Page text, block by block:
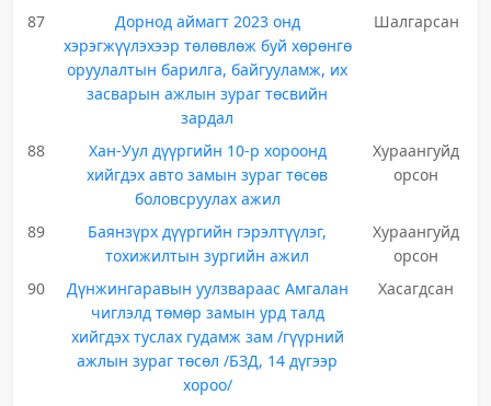
87
Дорнод аймагт 2023 онд
хэрэгжүүлэхээр төлөвлөж буй хөрөнгө
оруулалтын барилга, байгууламж, их
засварын ажлын зураг төсвийн
зардал
Шалгарсан
88
Хан-Уул дүүргийн 10-р хороонд
хийгдэх авто замын зураг төсөв
боловсруулах ажил
Хураангуйд
орсон
89
Баянзүрх дүүргийн гэрэлтүүлэг,
тохижилтын зургийн ажил
Хураангуйд
орсон
90
Дүнжингаравын уулзвараас Амгалан
чиглэлд төмөр замын урд талд
хийгдэх туслах гудамж зам /гүүрний
ажлын зураг төсөл /БЗД, 14 дүгээр
хороо/
Хасагдсан